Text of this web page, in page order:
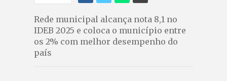
Rede municipal alcança nota 8,1 no
IDEB 2025 e coloca o município entre
os 2% com melhor desempenho do
país